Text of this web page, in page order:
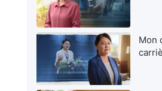
Mon